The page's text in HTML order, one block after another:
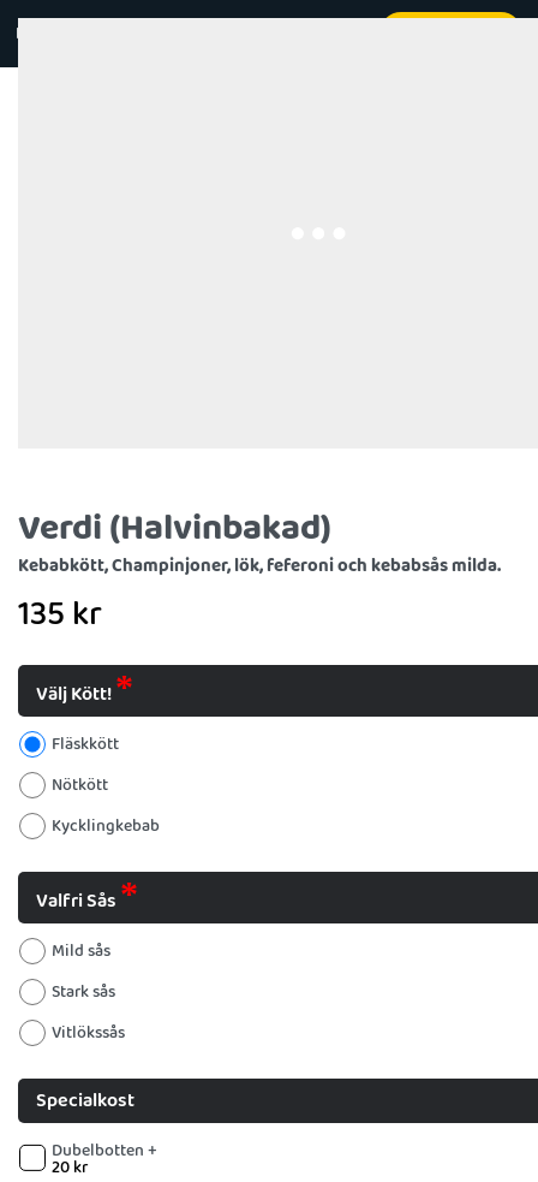
Kontakt
Verdi (Halvinbakad)
Kebabkött, Champinjoner, lök, feferoni och kebabsås milda.
135 kr
Välj Kött!
Fläskkött
Nötkött
Kycklingkebab
Valfri Sås
Mild sås
Stark sås
Vitlökssås
Specialkost
Dubelbotten +
20kr